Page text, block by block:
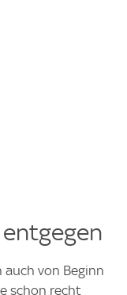
von Beginn
schon recht